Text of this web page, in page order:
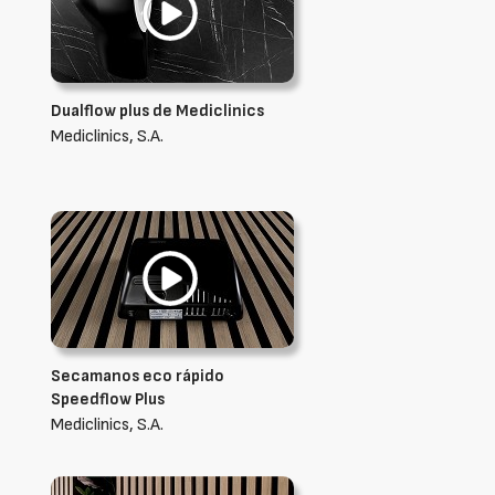
Dualflow plus de Mediclinics
Mediclinics, S.A.
Secamanos eco rápido
Speedflow Plus
Mediclinics, S.A.